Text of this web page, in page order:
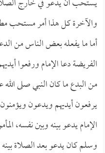
والآخرة كل هذا أمر مستحب
أما ما يفعله بعض الناس من
الفريضة دعا الإمام ورفعوا
من البدع ما كان النبي صلى
يرفعون أيديهم ويدعون
الإمام يدعو بينه وبين نفسه،
وسلم كان يدعو بعد الصلاة بينه